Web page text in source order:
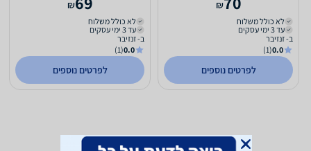
₪
לא כולל משלוח
עד 3 ימי עסקים
ב- זנזיבר
0.0
(1)
לפרטים נוספים
₪
לא כולל משלוח
עד 3 ימי עסקים
ב- זנזיבר
0.0
(1)
לפרטים נוספים